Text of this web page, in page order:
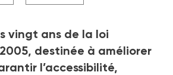
vingt ans de la loi
destinée à améliorer
l’accessibilité,